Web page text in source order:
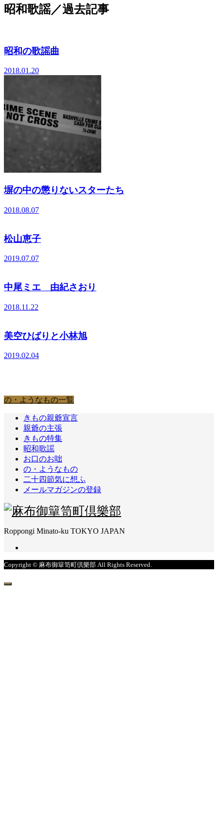
昭和歌謡／過去記事
昭和の歌謡曲
2018.01.20
塀の中の懲りないスターたち
2018.08.07
松山恵子
2019.07.07
中尾ミエ 由紀さおり
2018.11.22
美空ひばりと小林旭
2019.02.04
の・ようなもの一覧
きもの親爺宣言
親爺の主張
きもの特集
昭和歌謡
お口のお咄
の・ようなもの
二十四節気に想ふ
メールマガジンの登録
Roppongi Minato-ku TOKYO JAPAN
Copyright © 麻布御簞笥町倶樂部 All Rights Reserved.